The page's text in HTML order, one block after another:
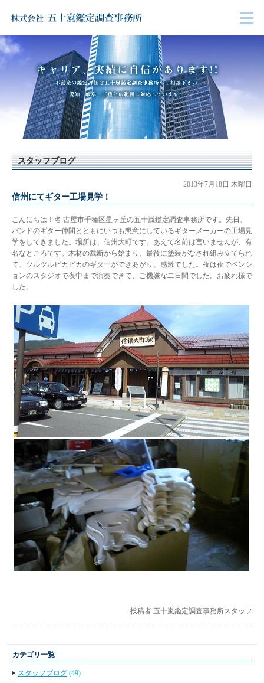
スタッフブログ
2013年7月18日 木曜日
信州にてギター工場見学！
こんにちは！名 古屋市千種区星ヶ丘の五十嵐鑑定調査事務所です。先日、
バンドのギター仲間とともにいつも懇意にしているギターメーカーの工場見
学をしてきました。場所は、信州大町です。あえて名前は言いませんが、有
名なところです。木材の裁断から始まり、最後に塗装がなされ組み立てられ
て、ツルツルピカピカのギターができあがり、感激でした。夜は夜でペンシ
ョンのスタジオで夜中まで演奏できて、ご機嫌な二日間でした。お疲れ様で
した。
投稿者 五十嵐鑑定調査事務所スタッフ
カテゴリ一覧
スタッフブログ (49)